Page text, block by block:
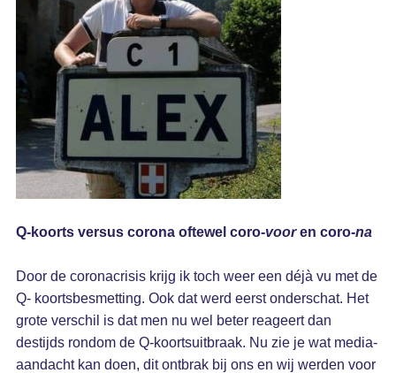
Q-koorts versus corona oftewel coro-vooren coro-na
Door de coronacrisis krijg ik toch weer een déjà vu met de
Q- koortsbesmetting. Ook dat werd eerst onderschat. Het
grote verschil is dat men nu wel beter reageert dan
destijds rondom de Q-koortsuitbraak. Nu zie je wat media-
aandacht kan doen, dit ontbrak bij ons en wij werden voor